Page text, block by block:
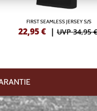
FIRST SEAMLESS JERSEY S/S
22,95€ |UVP 34,95 €